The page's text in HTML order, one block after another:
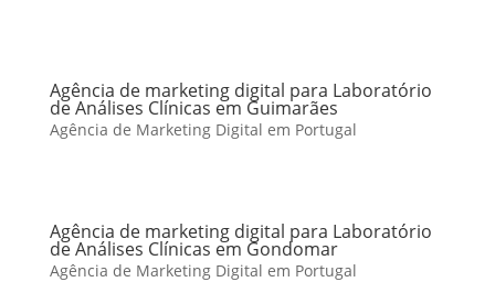
Agência de marketing digital para Laboratório
de Análises Clínicas em Guimarães
Agência de Marketing Digital em Portugal
Agência de marketing digital para Laboratório
de Análises Clínicas em Gondomar
Agência de Marketing Digital em Portugal